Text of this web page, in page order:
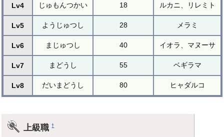
Lv4 じゅもんつかい 18 ルカニ、リレミト
Lv5 ようじゅつし 28 メラミ
Lv6 まじゅつし 40 イオラ、マヌーサ
Lv7 まどうし 55 ベギラマ
Lv8 だいまどうし 80 ヒャダルコ
上級職†